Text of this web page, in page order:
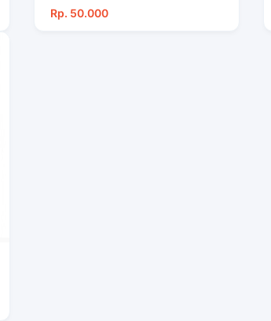
Rp. 50.000